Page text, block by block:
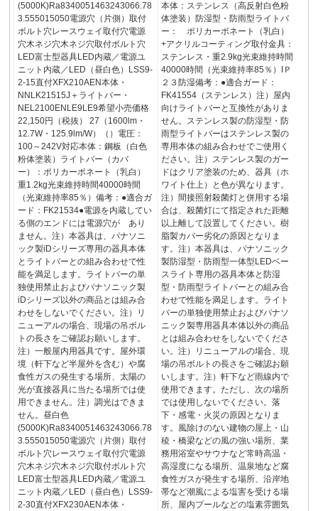
(5000K)Ra8340051463243066.78
3.555015050電源穴（片側）取付
ボルト穴レースウェイ取付穴電源
穴木ネジ穴木ネジ穴取付ボルト穴
LED富士型器具LED内蔵／電源ユ
ニット内蔵／LED（昼白色）LSS9-
2-15直付XFX210AEN本体・
NNLK21515J＋ライトバー・
NEL2100ENLE9LE9希望小売価格
22,150円（税抜） 27（1600lm・
12.7W・125.9lm/W）（）電圧：
100～242V対応本体：鋼板（白色
粉体塗装）ライトバー（カバ
ー）：ポリカーボネート（乳白）
重1.2kg光束維持時間40000時間
（光束維持率85％）備考：●適合ガ
ード：FK21534●電源を内蔵してい
る側のエンドには電源穴が あり
ません。注）本器具は、パナソニ
ック製iDシリーズ専用の器具本体
とライトバーとの組み合わせで性
能を満足します。ライトバーの単
独使用禁止およびパナソニック製
iDシリーズ以外の商品とは組み合
わせをしないでください。注）リ
ニューアルの場合、現場の吊ボル
トの長さをご確認お願いします。
注）一般屋内用器具です。屋外環
境（軒下など半屋外を含む）や腐
食性ガスの発生する場所、太陽の
光が直接器具に当たる場所では使
用できません。注）調光はできま
せん。昼白色
(5000K)Ra8340051463243066.78
3.555015050電源穴（片側）取付
ボルト穴レースウェイ取付穴電源
穴木ネジ穴木ネジ穴取付ボルト穴
LED富士型器具LED内蔵／電源ユ
ニット内蔵／LED（昼白色）LSS9-
2-30直付XFX230AEN本体・
本体：ステンレス（高反射白色粉
体塗装）防湿型・防雨型ライトバ
ー： ポリカーボネート（乳白）
+アクリルコーティング取付金具：
ステンレス・重2.9kg光束維持時間
40000時間（光束維持率85％）IＰ
２３防湿備考：●適合ガード：
FK41554（ステンレス）注）屋内
向けライトバーと互換性がありま
せん。ステンレス製の防湿型・防
雨型ライトバーはステンレス製の
専用本体の組み合わせでご使用く
ださい。注）ステンレス製のガー
ドはクリア塗装のため、器具（ホ
ワイト仕上）と色が異なります。
注）間接照射殺菌灯と併用する場
合は、殺菌灯にて指定された距離
以上離して設置してください。樹
脂製カバー劣化の原因となりま
す。注）本器具は、パナソニック
製防湿型・防雨型一体型LEDベー
スライト専用の器具本体と防湿
型・防雨型ライトバーとの組み合
わせで性能を満足します。ライト
バーの単独使用禁止およびパナソ
ニック製専用器具本体以外の商品
とは組み合わせをしないでくださ
い。注）リニューアルの場合、現
場の吊ボルトの長さをご確認お願
いします。注）軒下など雨線内で
使用できます。ただし、次の場所
では使用しないでください。落
下・感電・火災の原因となりま
す。風除けのない建物の屋上・山
稜・橋梁などの風の強い場所、業
務用浴室やサウナなど常時高温・
高湿度になる場所、温泉地など腐
食性ガスが発生する場所、沿岸地
帯など潮風による塩害を受ける場
所、屋内プールなどの塩素雰囲気